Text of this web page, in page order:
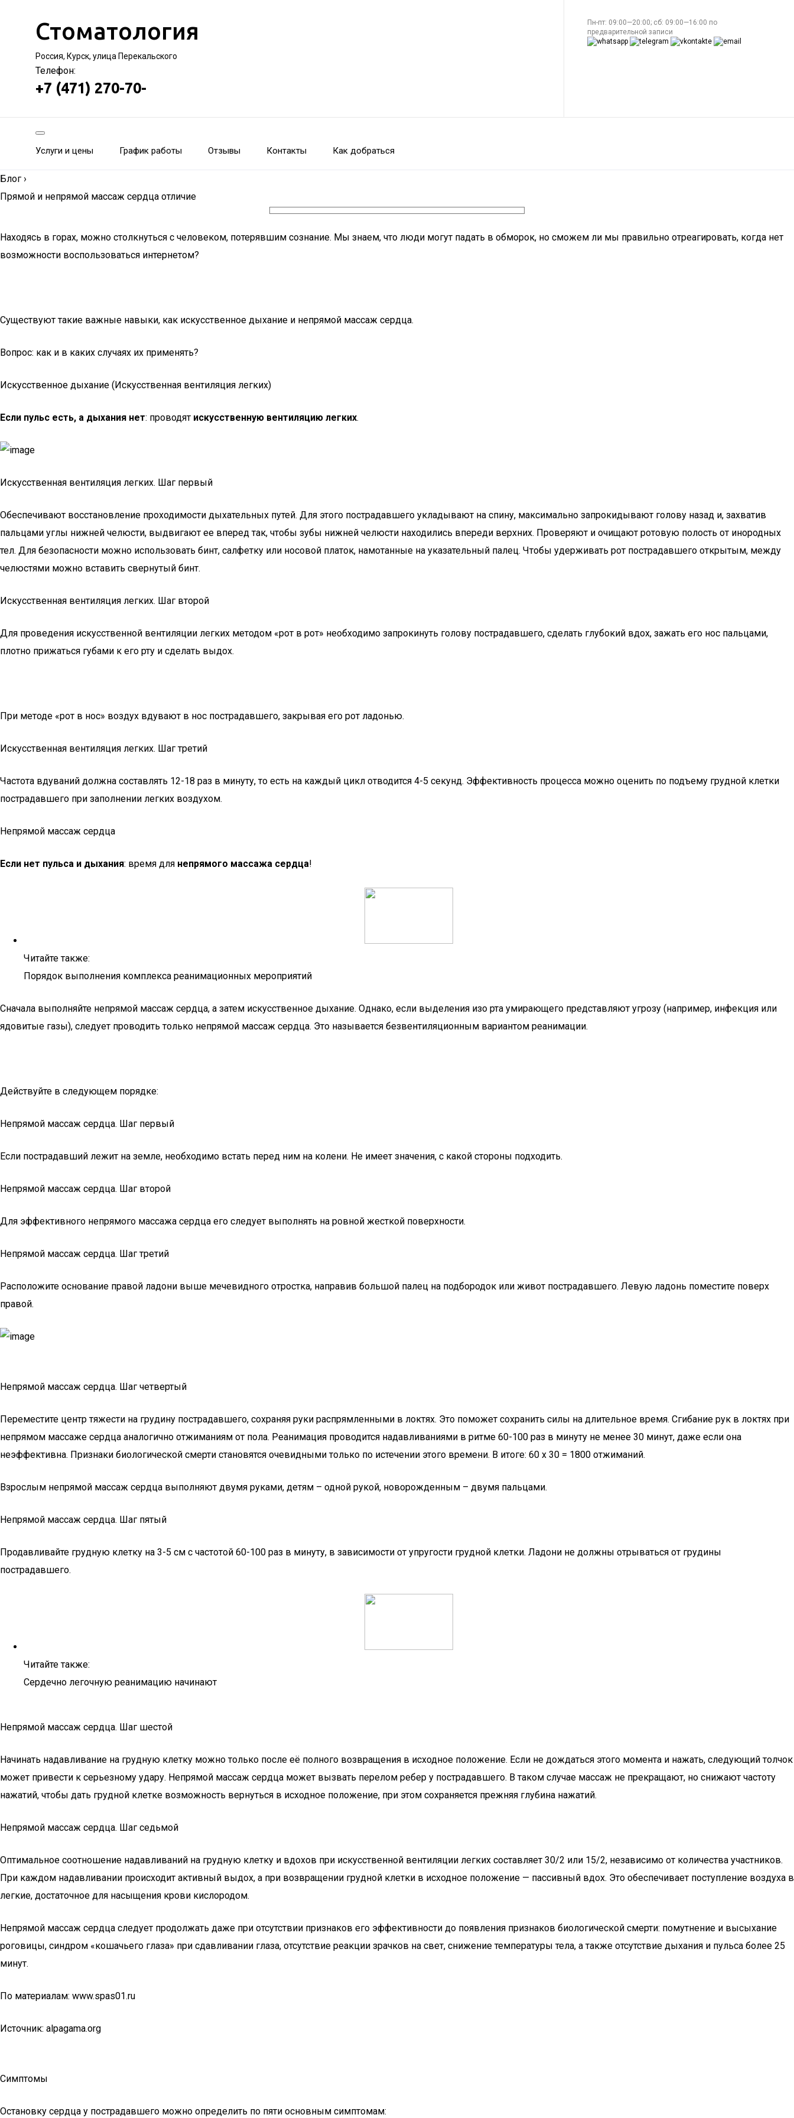
Стоматология
Россия, Курск, улица Перекальского
Телефон:
+7 (471) 270-70-
Пн-пт: 09:00—20:00; сб: 09:00—16:00 по
предварительной записи
Услуги и цены График работы Отзывы Контакты Как добраться
Блог ›
Прямой и непрямой массаж сердца отличие
Находясь в горах, можно столкнуться с человеком, потерявшим сознание. Мы знаем, что люди могут падать в обморок, но сможем ли мы правильно отреагировать, когда нет
возможности воспользоваться интернетом?
Существуют такие важные навыки, как искусственное дыхание и непрямой массаж сердца.
Вопрос: как и в каких случаях их применять?
Искусственное дыхание (Искусственная вентиляция легких)
Если пульс есть, а дыхания нет: проводят искусственную вентиляцию легких.
Искусственная вентиляция легких. Шаг первый
Обеспечивают восстановление проходимости дыхательных путей. Для этого пострадавшего укладывают на спину, максимально запрокидывают голову назад и, захватив
пальцами углы нижней челюсти, выдвигают ее вперед так, чтобы зубы нижней челюсти находились впереди верхних. Проверяют и очищают ротовую полость от инородных
тел. Для безопасности можно использовать бинт, салфетку или носовой платок, намотанные на указательный палец. Чтобы удерживать рот пострадавшего открытым, между
челюстями можно вставить свернутый бинт.
Искусственная вентиляция легких. Шаг второй
Для проведения искусственной вентиляции легких методом «рот в рот» необходимо запрокинуть голову пострадавшего, сделать глубокий вдох, зажать его нос пальцами,
плотно прижаться губами к его рту и сделать выдох.
При методе «рот в нос» воздух вдувают в нос пострадавшего, закрывая его рот ладонью.
Искусственная вентиляция легких. Шаг третий
Частота вдуваний должна составлять 12-18 раз в минуту, то есть на каждый цикл отводится 4-5 секунд. Эффективность процесса можно оценить по подъему грудной клетки
пострадавшего при заполнении легких воздухом.
Непрямой массаж сердца
Если нет пульса и дыхания: время для непрямого массажа сердца!
Читайте также:
Порядок выполнения комплекса реанимационных мероприятий
Сначала выполняйте непрямой массаж сердца, а затем искусственное дыхание. Однако, если выделения изо рта умирающего представляют угрозу (например, инфекция или
ядовитые газы), следует проводить только непрямой массаж сердца. Это называется безвентиляционным вариантом реанимации.
Действуйте в следующем порядке:
Непрямой массаж сердца. Шаг первый
Если пострадавший лежит на земле, необходимо встать перед ним на колени. Не имеет значения, с какой стороны подходить.
Непрямой массаж сердца. Шаг второй
Для эффективного непрямого массажа сердца его следует выполнять на ровной жесткой поверхности.
Непрямой массаж сердца. Шаг третий
Расположите основание правой ладони выше мечевидного отростка, направив большой палец на подбородок или живот пострадавшего. Левую ладонь поместите поверх
правой.
Непрямой массаж сердца. Шаг четвертый
Переместите центр тяжести на грудину пострадавшего, сохраняя руки распрямленными в локтях. Это поможет сохранить силы на длительное время. Сгибание рук в локтях при
непрямом массаже сердца аналогично отжиманиям от пола. Реанимация проводится надавливаниями в ритме 60-100 раз в минуту не менее 30 минут, даже если она
неэффективна. Признаки биологической смерти становятся очевидными только по истечении этого времени. В итоге: 60 х 30 = 1800 отжиманий.
Взрослым непрямой массаж сердца выполняют двумя руками, детям – одной рукой, новорожденным – двумя пальцами.
Непрямой массаж сердца. Шаг пятый
Продавливайте грудную клетку на 3-5 см с частотой 60-100 раз в минуту, в зависимости от упругости грудной клетки. Ладони не должны отрываться от грудины
пострадавшего.
Читайте также:
Сердечно легочную реанимацию начинают
Непрямой массаж сердца. Шаг шестой
Начинать надавливание на грудную клетку можно только после её полного возвращения в исходное положение. Если не дождаться этого момента и нажать, следующий толчок
может привести к серьезному удару. Непрямой массаж сердца может вызвать перелом ребер у пострадавшего. В таком случае массаж не прекращают, но снижают частоту
нажатий, чтобы дать грудной клетке возможность вернуться в исходное положение, при этом сохраняется прежняя глубина нажатий.
Непрямой массаж сердца. Шаг седьмой
Оптимальное соотношение надавливаний на грудную клетку и вдохов при искусственной вентиляции легких составляет 30/2 или 15/2, независимо от количества участников.
При каждом надавливании происходит активный выдох, а при возвращении грудной клетки в исходное положение — пассивный вдох. Это обеспечивает поступление воздуха в
легкие, достаточное для насыщения крови кислородом.
Непрямой массаж сердца следует продолжать даже при отсутствии признаков его эффективности до появления признаков биологической смерти: помутнение и высыхание
роговицы, синдром «кошачьего глаза» при сдавливании глаза, отсутствие реакции зрачков на свет, снижение температуры тела, а также отсутствие дыхания и пульса более 25
минут.
По материалам: www.spas01.ru
Источник: alpagama.org
Симптомы
Остановку сердца у пострадавшего можно определить по пяти основным симптомам: